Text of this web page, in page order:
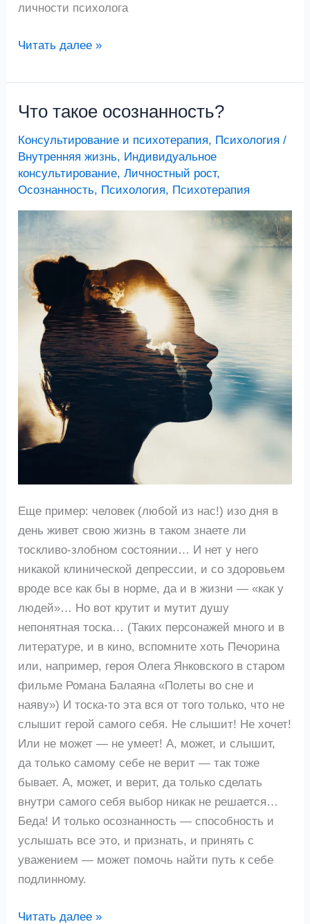
личности психолога
Читать далее »
Что такое осознанность?
Консультирование и психотерапия, Психология /
Внутренняя жизнь, Индивидуальное
консультирование,Личностный рост,
Осознанность, Психология, Психотерапия
Еще пример: человек (любой из нас!) изо дня в
день живет свою жизнь в таком знаете ли
тоскливо-злобном состоянии… И нет у него
никакой клинической депрессии, и со здоровьем
вроде все как бы в норме, да и в жизни — «как у
людей»… Но вот крутит и мутит душу
непонятная тоска… (Таких персонажей много и в
литературе, и в кино, вспомните хоть Печорина
или, например, героя Олега Янковского в старом
фильме Романа Балаяна «Полеты во сне и
наяву») И тоска-то эта вся от того только, что не
слышит герой самого себя. Не слышит! Не хочет!
Или не может — не умеет! А, может, и слышит,
да только самому себе не верит — так тоже
бывает. А, может, и верит, да только сделать
внутри самого себя выбор никак не решается…
Беда! И только осознанность — способность и
услышать все это, и признать, и принять с
уважением — может помочь найти путь к себе
подлинному.
Что
осознанность?
Читать далее »